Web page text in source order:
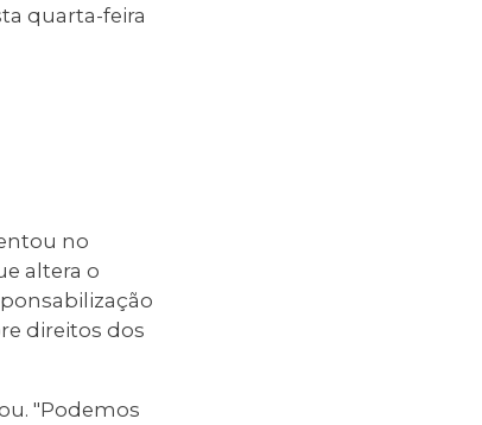
quarta-feira
no
altera o
direitos dos
"Podemos